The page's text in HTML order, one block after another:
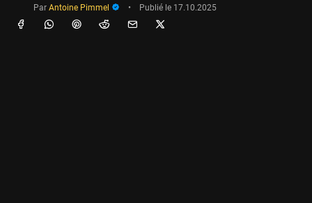
Par Antoine Pimmel • Publié le 17.10.2025